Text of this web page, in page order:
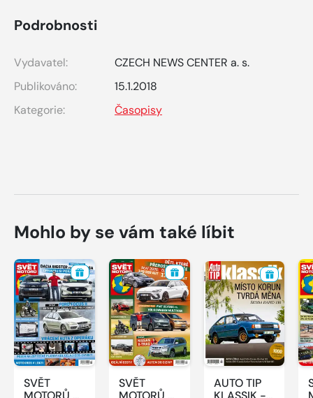
Podrobnosti
Vydavatel:
CZECH NEWS CENTER a. s.
Publikováno:
15.1.2018
Kategorie:
Časopisy
Mohlo by se vám také líbit
SVĚT
SVĚT
AUTO TIP